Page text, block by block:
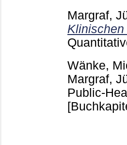
Margraf,
Wänke,
Margraf,
Public-